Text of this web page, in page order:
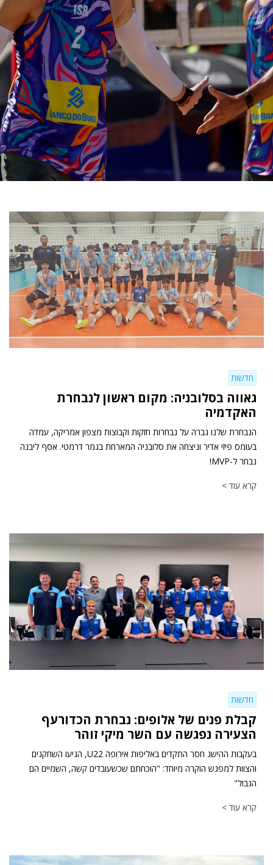
חדשות
גאווה בסלובניה: מקום ראשון לנבחרת
האקדמיה
הנבחרת שלנו גברה על נבחרות חזקות וקבוצות מצפון אמריקה, עמדה
בעומס פיזי אדיר וניצחה את סלובניה המארחת בגמר דרמטי. אסף ליבנה
נבחר ל-MVP!
קרא עוד >
חדשות
קבלת פנים של אלופים: נבחרת הכדורעף
הצעירה נפגשה עם השר מיקי זוהר
בעקבות ההישג חסר התקדים באליפות אירופה U22, הגיעו השחקנים
והצוות למפגש הוקרה מיוחד: "הוכחתם שכשעובדים קשה, השמיים הם
הגבול"
קרא עוד >